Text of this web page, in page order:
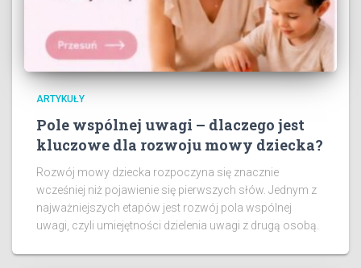
ARTYKUŁY
Pole wspólnej uwagi – dlaczego jest
kluczowe dla rozwoju mowy dziecka?
Rozwój mowy dziecka rozpoczyna się znacznie
wcześniej niż pojawienie się pierwszych słów. Jednym z
najważniejszych etapów jest rozwój pola wspólnej
uwagi, czyli umiejętności dzielenia uwagi z drugą osobą.